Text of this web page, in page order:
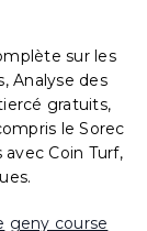
sur les
Analyse des
gratuits,
le Sorec
Coin Turf,
geny course